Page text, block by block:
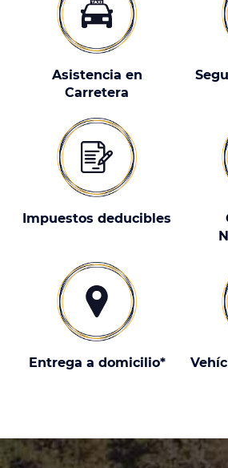
Asistencia en
Carretera
Impuestos deducibles
Entrega a domicilio*